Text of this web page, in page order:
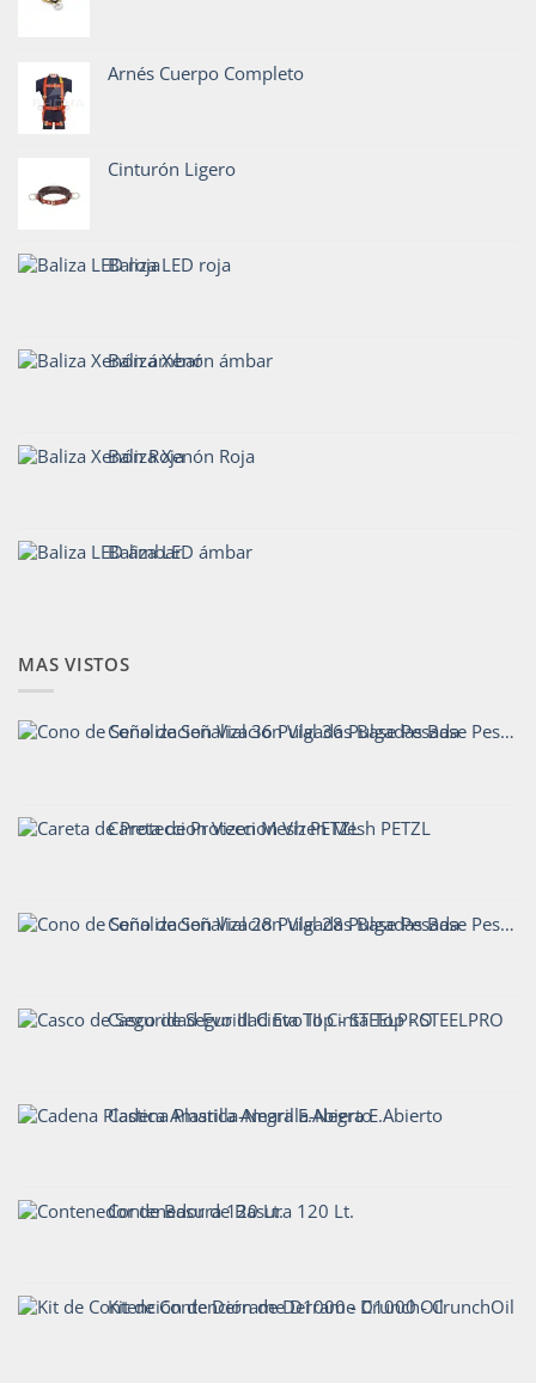
Arnés Cuerpo Completo
Cinturón Ligero
Baliza LED roja
Baliza Xenón ámbar
Baliza Xenón Roja
Baliza LED ámbar
MAS VISTOS
Cono de Señalizacion Vial 36 Pulgadas Base Pesada
Careta de Proteccion Vizen Mesh PETZL
Cono de Señalizacion Vial 28 Pulgadas Base Pesada
Casco de Seguridad Evo III Cinta Top - STEELPRO
Cadena Plastica Amarilla-Negra E.Abierto
Contenedor de Basura 120 Lt.
Kit de Contención de Derrame D1000 - CrunchOil